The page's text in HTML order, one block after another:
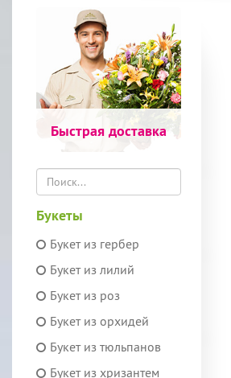
Быстрая доставка
Букеты
Букет из гербер
Букет из лилий
Букет из роз
Букет из орхидей
Букет из тюльпанов
Букет из хризантем